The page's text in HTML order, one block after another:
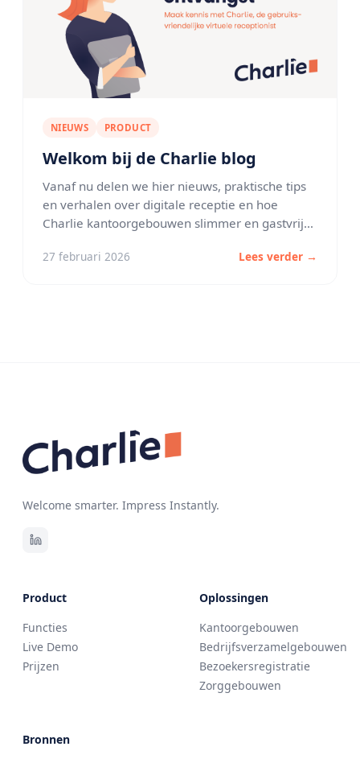
NIEUWS PRODUCT
Welkom bij de Charlie blog
Vanaf nu delen we hier nieuws, praktische tips
en verhalen over digitale receptie en hoe
Charlie kantoorgebouwen slimmer en gastvrijer
27 februari 2026 Lees verder →
Welcome smarter. Impress Instantly.
Product
Functies
Live Demo
Prijzen
Oplossingen
Kantoorgebouwen
Bedrijfsverzamelgebouwen
Bezoekersregistratie
Zorggebouwen
Bronnen